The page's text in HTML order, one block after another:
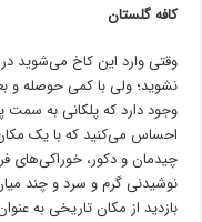
کافه گلستان
وقتى وارد این کاخ می‌شوید
نشوید؛ ولى با کمى حوصله و
وجود دارد که پلکانى به سمت
احساس می‌کنید که با یک مکان
چیدمان و دکور، خوراکى‌های
نوشیدنى گرم و سرد و چند
بازدید از مکان تاریخى به